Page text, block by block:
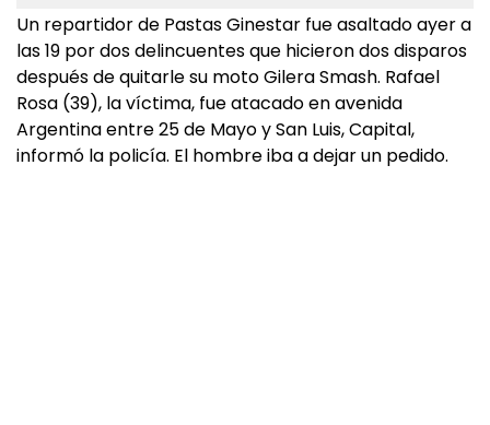
Un repartidor de Pastas Ginestar fue asaltado ayer a
las 19 por dos delincuentes que hicieron dos disparos
después de quitarle su moto Gilera Smash. Rafael
Rosa (39), la víctima, fue atacado en avenida
Argentina entre 25 de Mayo y San Luis, Capital,
informó la policía. El hombre iba a dejar un pedido.